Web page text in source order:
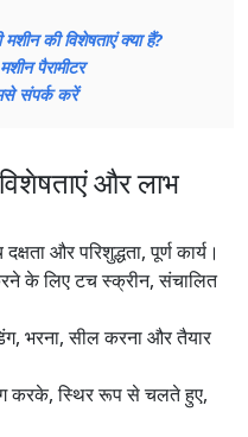
की विशेषताएं क्या हैं?
पैरामीटर
संपर्क करें
और लाभ
और परिशुद्धता, पूर्ण कार्य।
के लिए टच स्क्रीन, संचालित
भरना, सील करना और तैयार
करके, स्थिर रूप से चलते हुए,